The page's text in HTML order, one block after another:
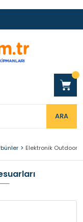
ARA
Elektronik Outdoor